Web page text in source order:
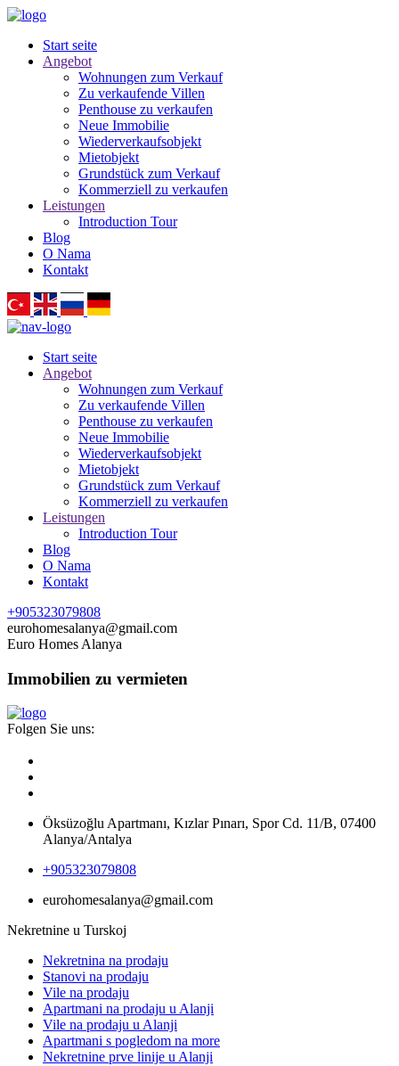
Start seite
Angebot
Wohnungen zum Verkauf
Zu verkaufende Villen
Penthouse zu verkaufen
Neue Immobilie
Wiederverkaufsobjekt
Mietobjekt
Grundstück zum Verkauf
Kommerziell zu verkaufen
Leistungen
Introduction Tour
Blog
O Nama
Kontakt
Start seite
Angebot
Wohnungen zum Verkauf
Zu verkaufende Villen
Penthouse zu verkaufen
Neue Immobilie
Wiederverkaufsobjekt
Mietobjekt
Grundstück zum Verkauf
Kommerziell zu verkaufen
Leistungen
Introduction Tour
Blog
O Nama
Kontakt
+905323079808
eurohomesalanya@gmail.com
Euro Homes Alanya
Immobilien zu vermieten
Folgen Sie uns:
Öksüzoğlu Apartmanı, Kızlar Pınarı, Spor Cd. 11/B, 07400
Alanya/Antalya
+905323079808
eurohomesalanya@gmail.com
Nekretnine u Turskoj
Nekretnina na prodaju
Stanovi na prodaju
Vile na prodaju
Apartmani na prodaju u Alanji
Vile na prodaju u Alanji
Apartmani s pogledom na more
Nekretnine prve linije u Alanji